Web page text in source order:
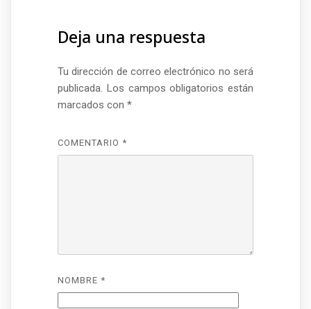
Deja una respuesta
Tu dirección de correo electrónico no será
publicada. Los campos obligatorios están
marcados con *
COMENTARIO *
NOMBRE *